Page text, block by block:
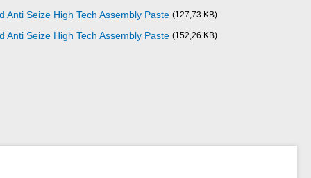
Anti Seize High Tech Assembly Paste (127,73 KB)
Anti Seize High Tech Assembly Paste (152,26 KB)